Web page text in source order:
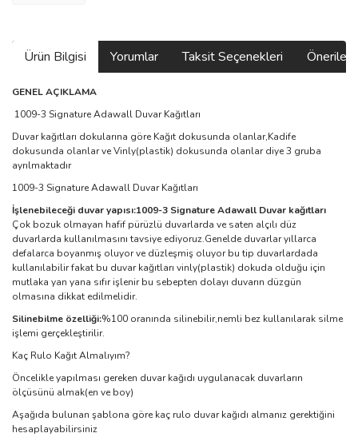
Ürün Bilgisi Yorumlar Taksit Seçenekleri
GENEL AÇIKLAMA
1009-3 Signature Adawall Duvar Kağıtları
Duvar kağıtları dokularına göre Kağıt dokusunda olanlar,Kadife
dokusunda olanlar ve Vinly(plastik) dokusunda olanlar diye 3 gruba
ayrılmaktadır
1009-3 Signature Adawall Duvar Kağıtları
İşlenebileceği duvar yapısı:1009-3 Signature Adawall Duvar kağıtları
Çok bozuk olmayan hafif pürüzlü duvarlarda ve saten alçılı düz
duvarlarda kullanılmasını tavsiye ediyoruz.Genelde duvarlar yıllarca
defalarca boyanmış oluyor ve düzleşmiş oluyor bu tip duvarlardada
kullanılabilir fakat bu duvar kağıtları vinly(plastik) dokuda olduğu için
mutlaka yan yana sıfır işlenir bu sebepten dolayı duvarın düzgün
olmasına dikkat edilmelidir.
Silinebilme özelliği:%100 oranında silinebilir,nemli bez kullanılarak silme
işlemi gerçekleştirilir.
Kaç Rulo Kağıt Almalıyım?
Öncelikle yapılması gereken duvar kağıdı uygulanacak duvarların
ölçüsünü almak(en ve boy)
Aşağıda bulunan şablona göre kaç rulo duvar kağıdı almanız gerektiğini
hesaplayabilirsiniz